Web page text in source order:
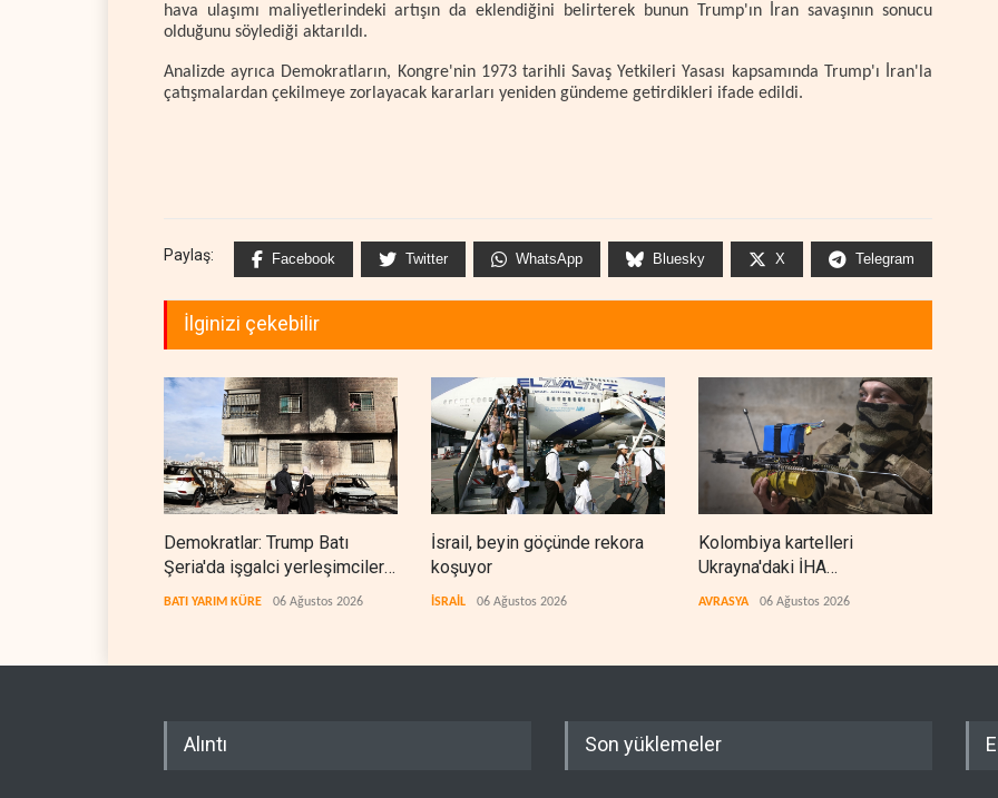
hava ulaşımı maliyetlerindeki artışın da eklendiğini belirterek bunun Trump'ın İran savaşının sonucu
olduğunu söylediği aktarıldı.
Analizde ayrıca Demokratların, Kongre'nin 1973 tarihli Savaş Yetkileri Yasası kapsamında Trump'ı İran'la
çatışmalardan çekilmeye zorlayacak kararları yeniden gündeme getirdikleri ifade edildi.
Paylaş: Facebook Twitter WhatsApp Bluesky X Telegram
İlginizi çekebilir
Demokratlar: Trump Batı
Şeria'da işgalci yerleşimcilere
cezasızlık sağladı
BATI YARIM KÜRE 06 Ağustos 2026
İsrail, beyin göçünde rekora
koşuyor
İSRAİL 06 Ağustos 2026
Kolombiya kartelleri
Ukrayna'daki İHA
teknolojisinin peşine düştü
AVRASYA 06 Ağustos 2026
Alıntı Son yüklemeler